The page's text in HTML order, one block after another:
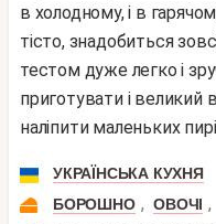
в холодному, і в
тісто, знадобиться
тестом дуже легко і
приготувати і великий
наліпити маленьких
УКРАЇНСЬКА КУХНЯ
БОРОШНО , ОВОЧІ ,